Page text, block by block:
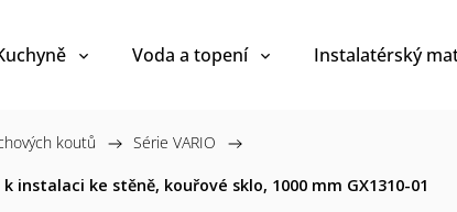
Voda a topení Instalatérský
koutů / Série VARIO /
instalaci ke stěně, kouřové sklo, 1000 mm GX1310-01